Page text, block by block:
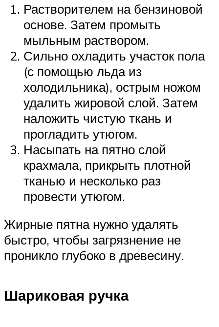
Растворителем на бензиновой
основе. Затем промыть
мыльным раствором.
Сильно охладить участок пола
(с помощью льда из
холодильника), острым ножом
удалить жировой слой. Затем
наложить чистую ткань и
прогладить утюгом.
Насыпать на пятно слой
крахмала, прикрыть плотной
тканью и несколько раз
провести утюгом.
Жирные пятна нужно удалять
быстро, чтобы загрязнение не
проникло глубоко в древесину.
Шариковая ручка